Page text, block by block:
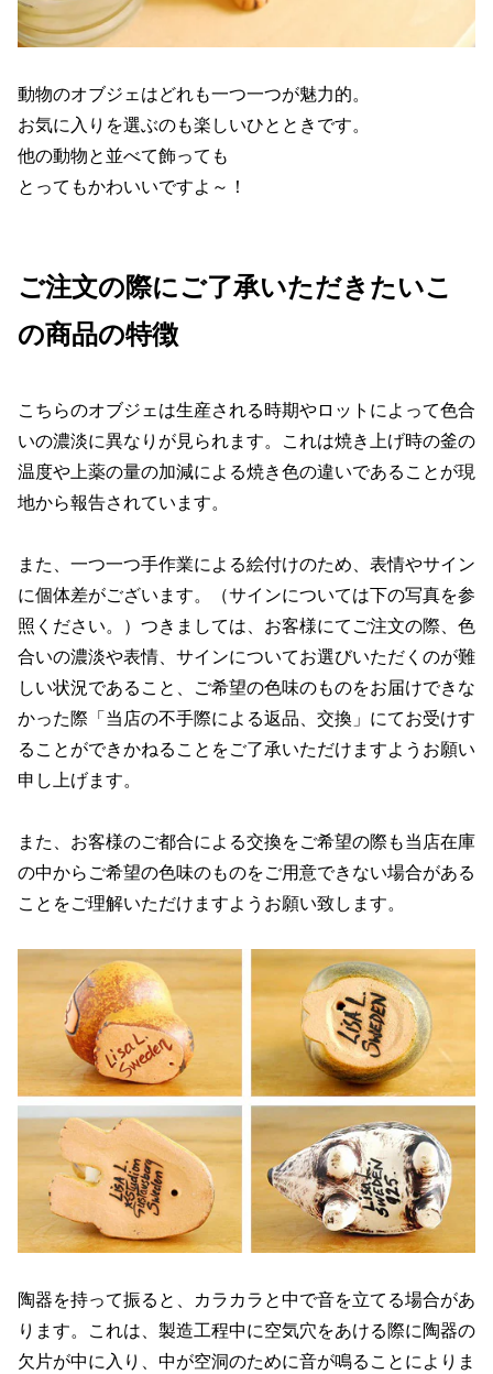
動物のオブジェはどれも一つ一つが魅力的。
お気に入りを選ぶのも楽しいひとときです。
他の動物と並べて飾っても
とってもかわいいですよ～！
ご注文の際にご了承いただきたいこ
の商品の特徴
こちらのオブジェは生産される時期やロットによって色合
いの濃淡に異なりが見られます。これは焼き上げ時の釜の
温度や上薬の量の加減による焼き色の違いであることが現
地から報告されています。
また、一つ一つ手作業による絵付けのため、表情やサイン
に個体差がございます。（サインについては下の写真を参
照ください。）つきましては、お客様にてご注文の際、色
合いの濃淡や表情、サインについてお選びいただくのが難
しい状況であること、ご希望の色味のものをお届けできな
かった際「当店の不手際による返品、交換」にてお受けす
ることができかねることをご了承いただけますようお願い
申し上げます。
また、お客様のご都合による交換をご希望の際も当店在庫
の中からご希望の色味のものをご用意できない場合がある
ことをご理解いただけますようお願い致します。
陶器を持って振ると、カラカラと中で音を立てる場合があ
ります。これは、製造工程中に空気穴をあける際に陶器の
欠片が中に入り、中が空洞のために音が鳴ることによりま